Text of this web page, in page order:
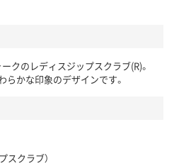
クのレディスジップスクラブ(R)。
かな印象のデザインです。
スクラブ）